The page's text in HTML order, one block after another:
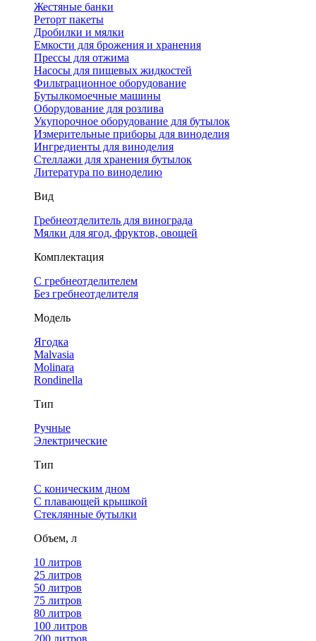
Жестяные банки
Реторт пакеты
Дробилки и мялки
Емкости для брожения и хранения
Прессы для отжима
Насосы для пищевых жидкостей
Фильтрационное оборудование
Бутылкомоечные машины
Оборудование для розлива
Укупорочное оборудование для бутылок
Измерительные приборы для виноделия
Ингредиенты для виноделия
Стеллажи для хранения бутылок
Литература по виноделию
Вид
Гребнеотделитель для винограда
Мялки для ягод, фруктов, овощей
Комплектация
С гребнеотделителем
Без гребнеотделителя
Модель
Ягодка
Malvasia
Molinara
Rondinella
Тип
Ручные
Электрические
Тип
С коническим дном
С плавающей крышкой
Стеклянные бутылки
Объем, л
10 литров
25 литров
50 литров
75 литров
80 литров
100 литров
200 литров